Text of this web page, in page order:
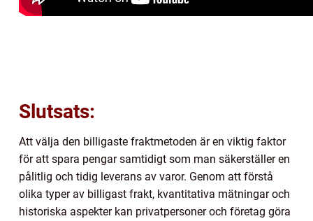
Slutsats:
Att välja den billigaste fraktmetoden är en viktig faktor
för att spara pengar samtidigt som man säkerställer en
pålitlig och tidig leverans av varor. Genom att förstå
olika typer av billigast frakt, kvantitativa mätningar och
historiska aspekter kan privatpersoner och företag göra